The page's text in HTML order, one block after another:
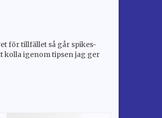
för tillfället så går spikes-
kolla igenom tipsen jag ger